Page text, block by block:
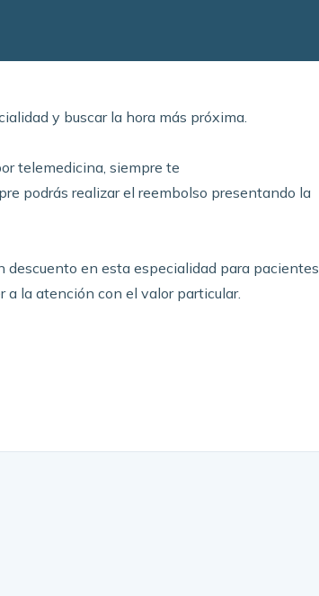
y buscar la hora más próxima.
telemedicina, siempre te
podrás realizar el reembolso presentando la
en esta especialidad para pacientes
la atención con el valor particular.